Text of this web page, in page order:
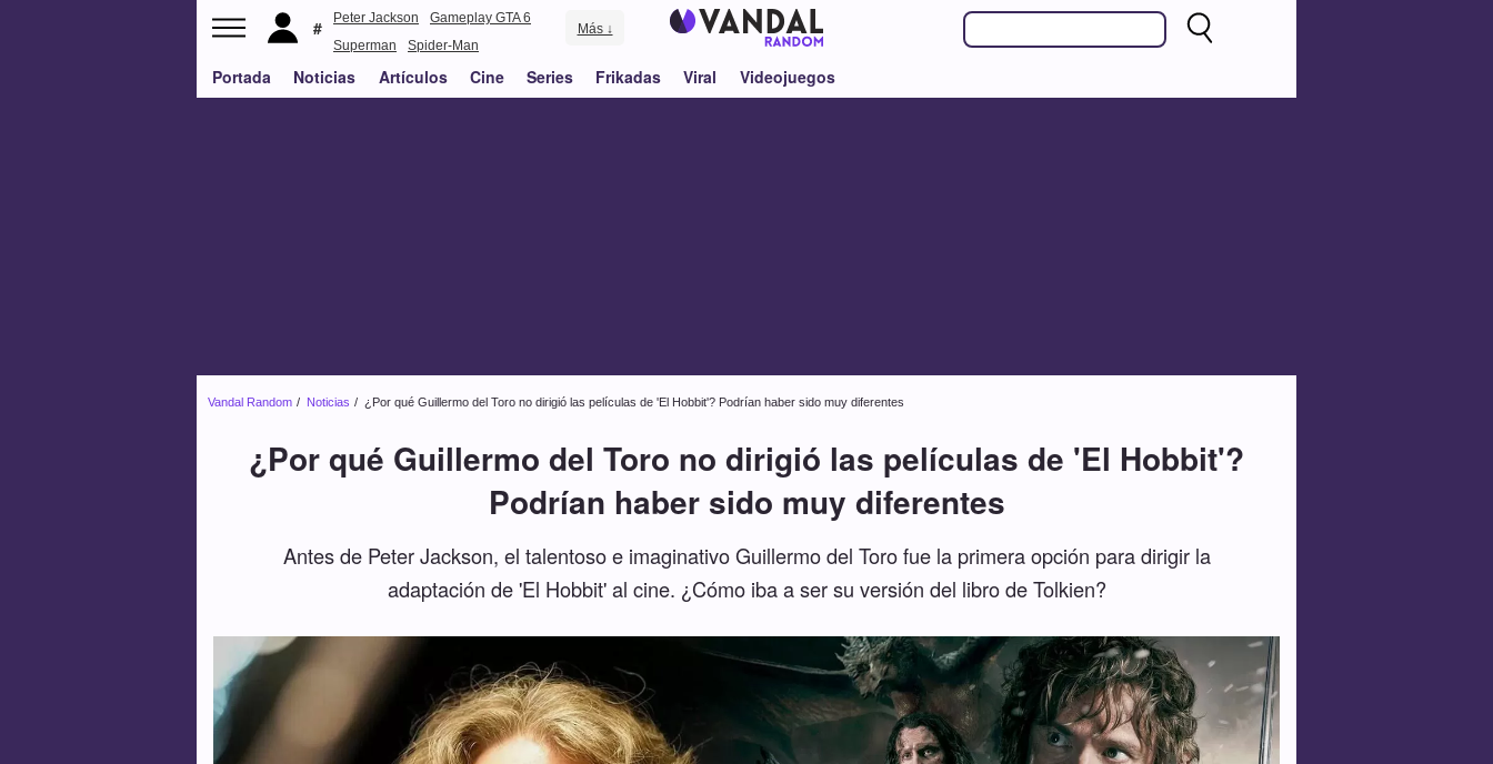
Peter Jackson
Gameplay GTA 6
Superman
Spider-Man
Más ↓
Portada Noticias Artículos Cine Series Frikadas Viral Videojuegos
Vandal Random Noticias ¿Por qué Guillermo del Toro no dirigió las películas de 'El Hobbit'? Podrían haber sido muy diferentes
¿Por qué Guillermo del Toro no dirigió las películas de 'El Hobbit'?
Podrían haber sido muy diferentes
Antes de Peter Jackson, el talentoso e imaginativo Guillermo del Toro fue la primera opción para dirigir la
adaptación de 'El Hobbit' al cine. ¿Cómo iba a ser su versión del libro de Tolkien?